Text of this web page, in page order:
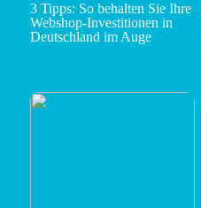
3 Tipps: So behalten Sie Ihre
Webshop-Investitionen in
Deutschland im Auge